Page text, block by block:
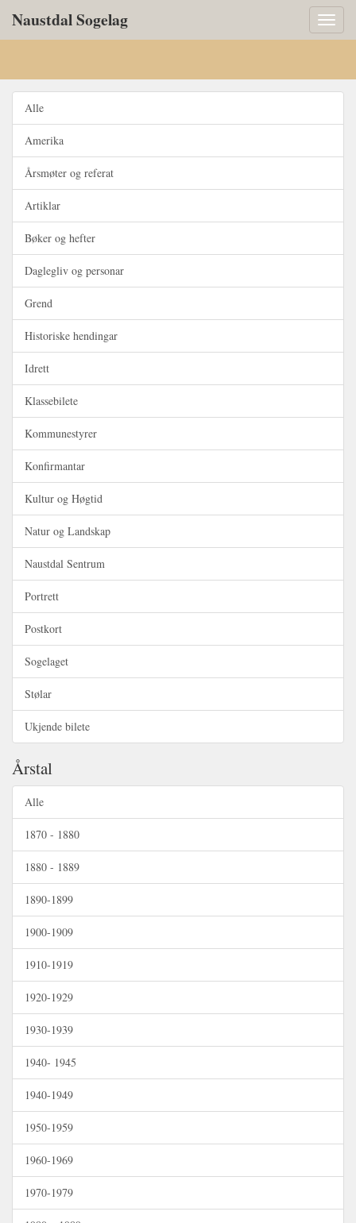
Toggle
Naustdal Sogelag
Alle
Amerika
Årsmøter og referat
Artiklar
Bøker og hefter
Daglegliv og personar
Grend
Historiske hendingar
Idrett
Klassebilete
Kommunestyrer
Konfirmantar
Kultur og Høgtid
Natur og Landskap
Naustdal Sentrum
Portrett
Postkort
Sogelaget
Stølar
Ukjende bilete
Årstal
Alle
1870 - 1880
1880 - 1889
1890-1899
1900-1909
1910-1919
1920-1929
1930-1939
1940- 1945
1940-1949
1950-1959
1960-1969
1970-1979